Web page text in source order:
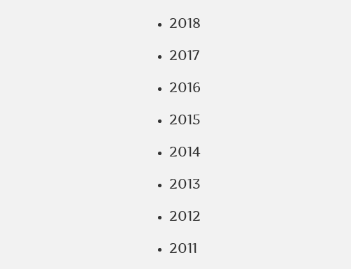
2018
2017
2016
2015
2014
2013
2012
2011